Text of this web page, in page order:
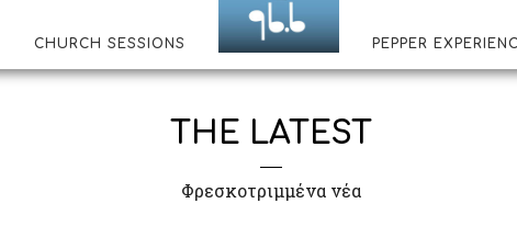
CHURCH SESSIONS PEPPER
THE LATEST
Φρεσκοτριμμένα νέα